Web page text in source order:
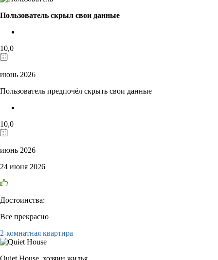
Пользователь скрыл свои данные
10,0
июнь 2026
Пользователь предпочёл скрыть свои данные
10,0
июнь 2026
24 июня 2026
Достоинства:
Все прекрасно
2-комнатная квартира
Quiet House, хозяин жилья